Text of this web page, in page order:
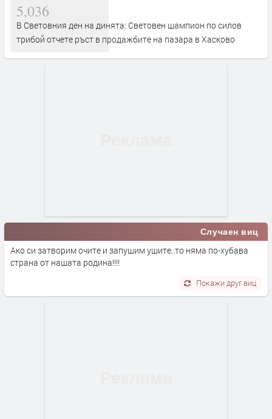
5,036
В Световния ден на динята: Световен шампион по силов
трибой отчете ръст в продажбите на пазара в Хасково
Случаен виц
Ако си затворим очите и запушим ушите..то няма по-хубава
страна от нашата родина!!!!
Покажи друг виц